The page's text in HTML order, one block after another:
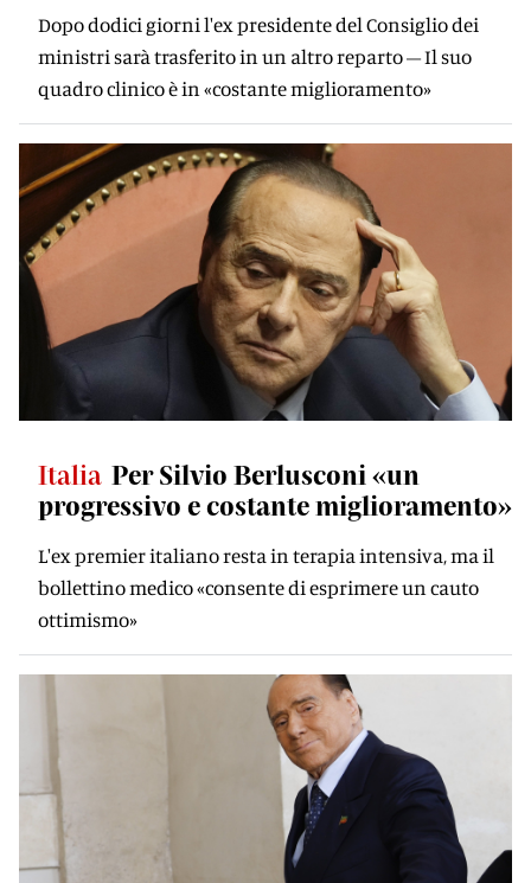
Dopo dodici giorni l'ex presidente del Consiglio dei
ministri sarà trasferito in un altro reparto – Il suo
quadro clinico è in «costante miglioramento»
Italia Per Silvio Berlusconi «un
progressivo e costante miglioramento»
L'ex premier italiano resta in terapia intensiva, ma il
bollettino medico «consente di esprimere un cauto
ottimismo»